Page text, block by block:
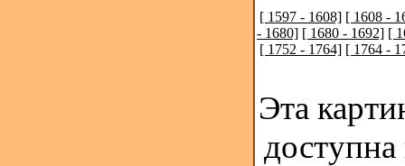
[ 1597 - 1608] [ 1608 -
- 1680] [ 1680 - 1692] [
[ 1752 - 1764] [ 1764 -
Эта